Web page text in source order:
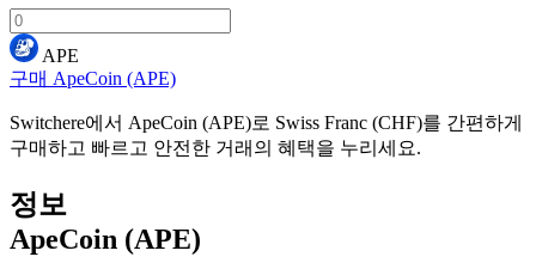
APE
구매 ApeCoin (APE)
Switchere에서 ApeCoin (APE)로 Swiss Franc (CHF)를 간편하게
구매하고 빠르고 안전한 거래의 혜택을 누리세요.
정보
ApeCoin (APE)